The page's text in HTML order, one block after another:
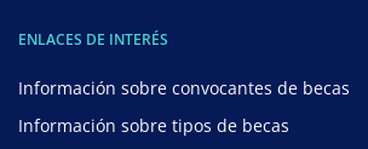
ENLACES DE INTERÉS
Información sobre convocantes de becas
Información sobre tipos de becas